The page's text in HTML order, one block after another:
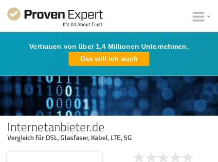
Vertrauen von über 1,4 Millionen Unternehmen.
Das will ich auch
Internetanbieter.de
Vergleich für DSL, Glasfaser, Kabel, LTE, 5G